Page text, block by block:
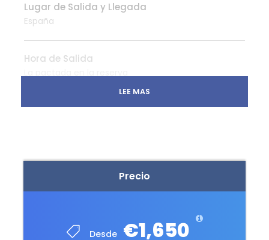
Precio
Desde €1,650
Lugar de Salida y Llegada
España
Hora de Salida
Que Incluye Todo Incluido New York
8 Noches de alojamiento en New York con
desayuno en hotel 4*
Todas las comidas y cenas según programa
LEE MAS